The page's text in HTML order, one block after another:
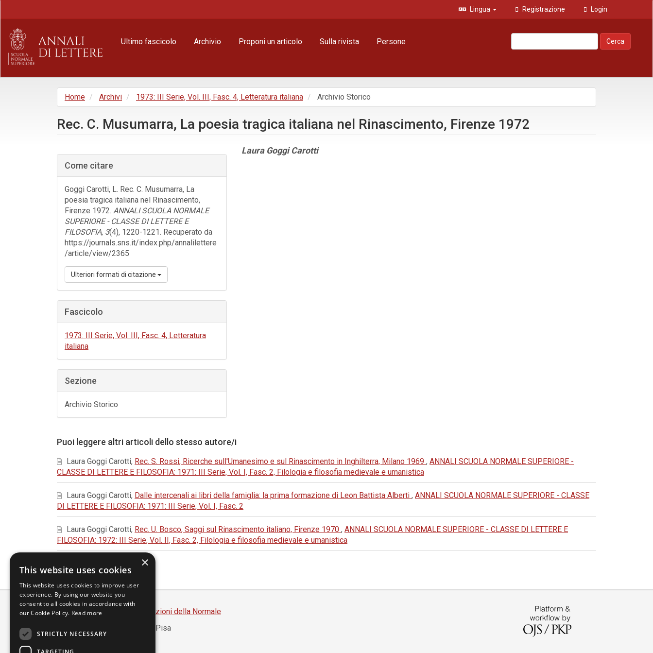
principale
Barra
laterale
Lingua Registrazione Login
Ultimo fascicolo Archivio Proponi un articolo Sulla rivista Persone Cerca
Home Archivi 1973: III Serie, Vol. III, Fasc. 4, Letteratura italiana Archivio Storico
Rec. C. Musumarra, La poesia tragica italiana nel Rinascimento, Firenze 1972
laterale
dell'articolo
Come citare
Goggi Carotti, L. Rec. C. Musumarra, La
poesia tragica italiana nel Rinascimento,
Firenze 1972. ANNALI SCUOLA NORMALE
SUPERIORE - CLASSE DI LETTERE E
FILOSOFIA, 3(4), 1220-1221. Recuperato da
https://journals.sns.it/index.php/annalilettere
/article/view/2365
Ulteriori formati di citazione
Fascicolo
1973: III Serie, Vol. III, Fasc. 4, Letteratura
italiana
Sezione
Archivio Storico
Contenuto
Laura Goggi Carotti
Puoi leggere altri articoli dello stesso autore/i
Laura Goggi Carotti, Rec. S. Rossi, Ricerche sull'Umanesimo e sul Rinascimento in Inghilterra, Milano 1969 , ANNALI SCUOLA NORMALE SUPERIORE -
CLASSE DI LETTERE E FILOSOFIA: 1971: III Serie, Vol. I, Fasc. 2, Filologia e filosofia medievale e umanistica
Laura Goggi Carotti, Dalle intercenali ai libri della famiglia: la prima formazione di Leon Battista Alberti , ANNALI SCUOLA NORMALE SUPERIORE - CLASSE
DI LETTERE E FILOSOFIA: 1971: III Serie, Vol. I, Fasc. 2
Laura Goggi Carotti, Rec. U. Bosco, Saggi sul Rinascimento italiano, Firenze 1970 , ANNALI SCUOLA NORMALE SUPERIORE - CLASSE DI LETTERE E
FILOSOFIA: 1972: III Serie, Vol. II, Fasc. 2, Filologia e filosofia medievale e umanistica
Scuola Normale Superiore
Edizioni della Normale
Piazza dei Cavalieri, 7 - 56126 Pisa
×
This website uses cookies
This website uses cookies to improve user
experience. By using our website you
consent to all cookies in accordance with
our Cookie Policy. Read more
STRICTLY NECESSARY